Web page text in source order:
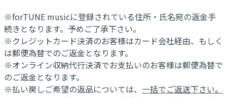
※forTUNE musicに登録されている住所・氏名宛の返金手
続きとなります。予めご了承下さい。
※クレジットカード決済のお客様はカード会社経由、もしく
は郵便為替でのご返金となります。
※オンライン収納代行決済でお支払いのお客様は郵便為替で
のご返金となります。
※払い戻しご希望の返品については、 一括でご返送下さい。